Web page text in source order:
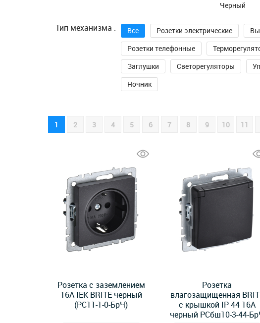
Черный
Тип механизма : Все Розетки электрические
Розетки телефонные
Заглушки
Светорегуляторы
Ночник
1 2 3 4 5 6 7 8 9 10 11
Розетка с заземлением
16А IEK BRITE черный
(РС11-1-0-БрЧ)
Розетка
влагозащищенная
с крышкой IP 44 16А
черный РСбш10-3-44-